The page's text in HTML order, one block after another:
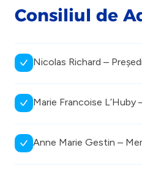
Consiliul de
Nicolas Richard –
Marie Francoise L’Huby
Anne Marie Gestin –